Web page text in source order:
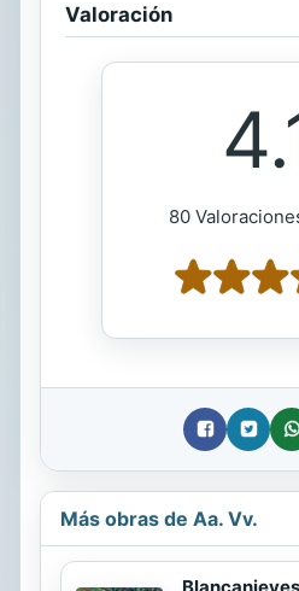
Valoración
80
Más obras de Aa. Vv.